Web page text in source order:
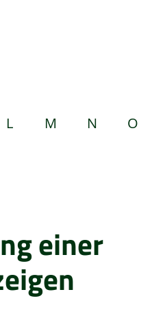
L M N O
einer